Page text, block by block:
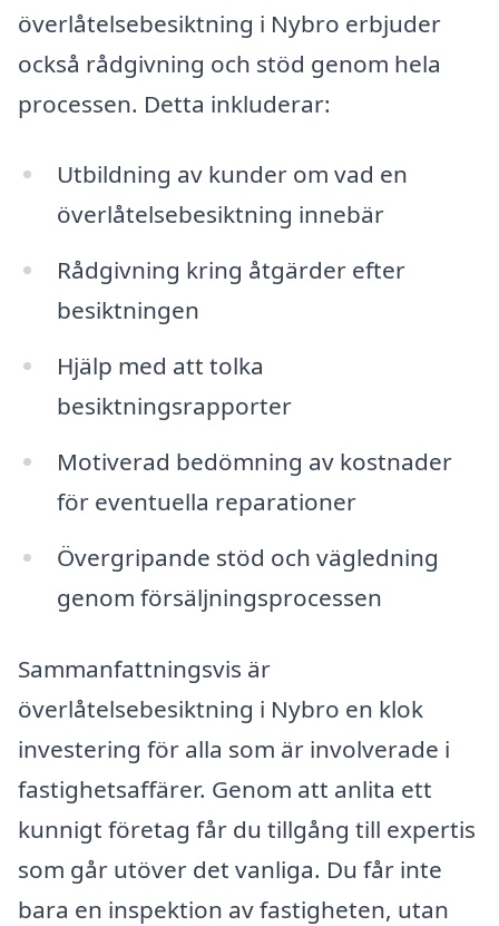
överlåtelsebesiktning i Nybro erbjuder
också rådgivning och stöd genom hela
processen. Detta inkluderar:
Utbildning av kunder om vad en
överlåtelsebesiktning innebär
Rådgivning kring åtgärder efter
besiktningen
Hjälp med att tolka
besiktningsrapporter
Motiverad bedömning av kostnader
för eventuella reparationer
Övergripande stöd och vägledning
genom försäljningsprocessen
Sammanfattningsvis är
överlåtelsebesiktning i Nybro en klok
investering för alla som är involverade i
fastighetsaffärer. Genom att anlita ett
kunnigt företag får du tillgång till expertis
som går utöver det vanliga. Du får inte
bara en inspektion av fastigheten, utan